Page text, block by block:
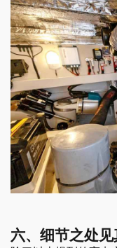
六、细节之处